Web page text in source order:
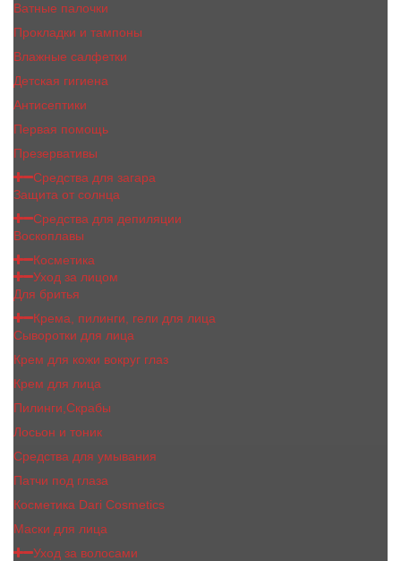
Ватные палочки
Прокладки и тампоны
Влажные салфетки
Детская гигиена
Антисептики
Первая помощь
Презервативы
Средства для загара
Защита от солнца
Средства для депиляции
Воскоплавы
Косметика
Уход за лицом
Для бритья
Крема, пилинги, гели для лица
Сыворотки для лица
Крем для кожи вокруг глаз
Крем для лица
Пилинги,Скрабы
Лосьон и тоник
Средства для умывания
Патчи под глаза
Косметика Dari Cosmetics
Маски для лица
Уход за волосами